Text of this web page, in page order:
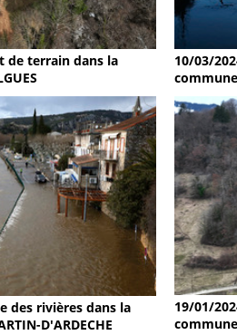
de terrain dans la
10/03/
commune
des rivières dans la
D'ARDECHE
19/01/